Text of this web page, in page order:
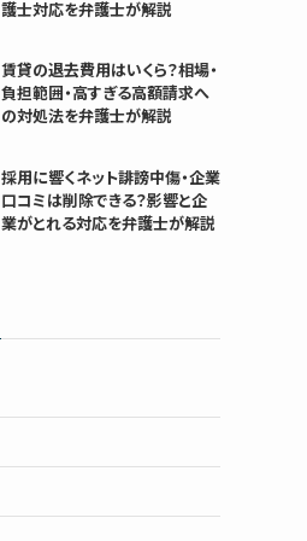
護士対応を弁護士が解説
賃貸の退去費用はいくら？相場・
負担範囲・高すぎる高額請求へ
の対処法を弁護士が解説
採用に響くネット誹謗中傷・企業
口コミは削除できる？影響と企
業がとれる対応を弁護士が解説